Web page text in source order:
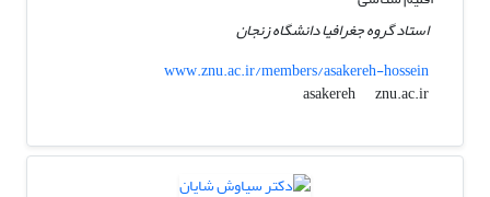
استاد گروه جغرافیا دانشگاه زنجان
www.znu.ac.ir/members/asakereh-hossein
asakereh
znu.ac.ir